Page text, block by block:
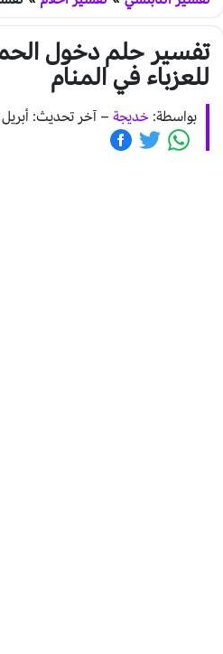
تفسير حلم دخول
للعزباء في المنام
بواسطة: خديجة – آخر تحديث: أبريل 14, 2020 - 4:40 ص